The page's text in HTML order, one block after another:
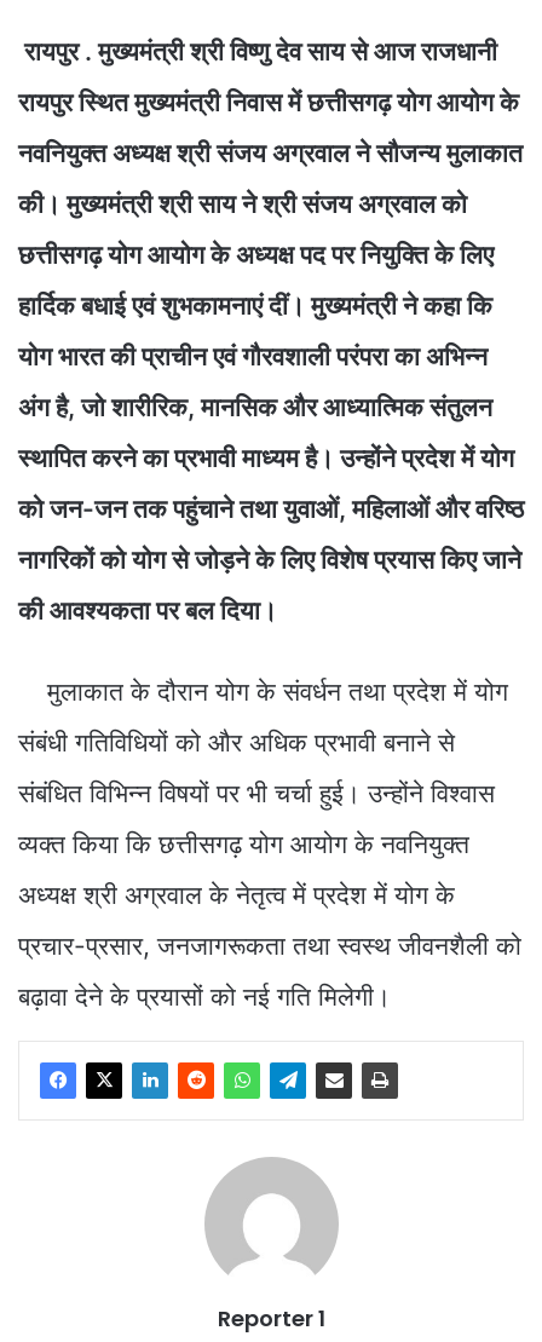
रायपुर . मुख्यमंत्री श्री विष्णु देव साय से आज राजधानी
रायपुर स्थित मुख्यमंत्री निवास में छत्तीसगढ़ योग आयोग के
नवनियुक्त अध्यक्ष श्री संजय अग्रवाल ने सौजन्य मुलाकात
की। मुख्यमंत्री श्री साय ने श्री संजय अग्रवाल को
छत्तीसगढ़ योग आयोग के अध्यक्ष पद पर नियुक्ति के लिए
हार्दिक बधाई एवं शुभकामनाएं दीं। मुख्यमंत्री ने कहा कि
योग भारत की प्राचीन एवं गौरवशाली परंपरा का अभिन्न
अंग है, जो शारीरिक, मानसिक और आध्यात्मिक संतुलन
स्थापित करने का प्रभावी माध्यम है। उन्होंने प्रदेश में योग
को जन-जन तक पहुंचाने तथा युवाओं, महिलाओं और वरिष्ठ
नागरिकों को योग से जोड़ने के लिए विशेष प्रयास किए जाने
की आवश्यकता पर बल दिया।
मुलाकात के दौरान योग के संवर्धन तथा प्रदेश में योग
संबंधी गतिविधियों को और अधिक प्रभावी बनाने से
संबंधित विभिन्न विषयों पर भी चर्चा हुई। उन्होंने विश्वास
व्यक्त किया कि छत्तीसगढ़ योग आयोग के नवनियुक्त
अध्यक्ष श्री अग्रवाल के नेतृत्व में प्रदेश में योग के
प्रचार-प्रसार, जनजागरूकता तथा स्वस्थ जीवनशैली को
बढ़ावा देने के प्रयासों को नई गति मिलेगी।
Reporter 1